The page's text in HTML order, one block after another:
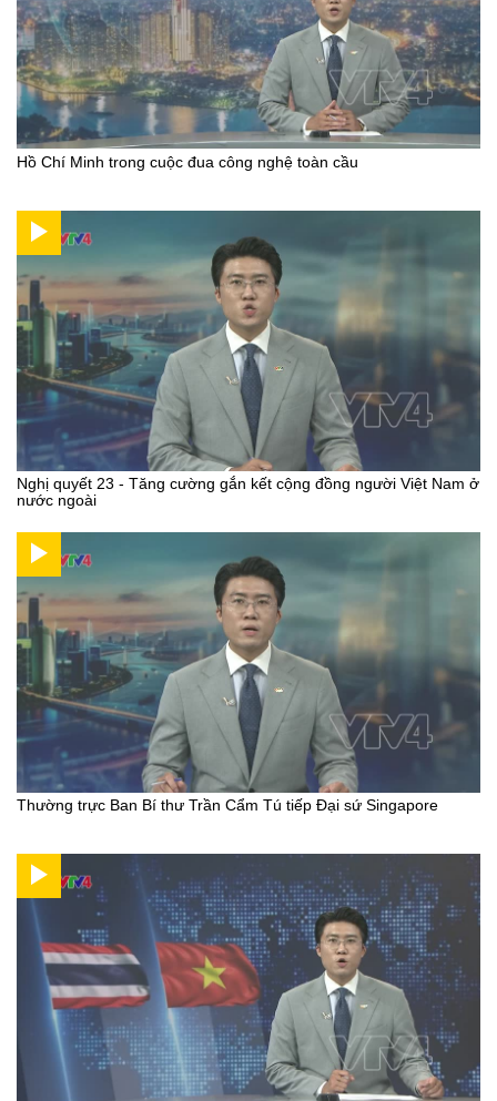
Hồ Chí Minh trong cuộc đua công nghệ toàn cầu
Nghị quyết 23 - Tăng cường gắn kết cộng đồng người Việt Nam ở
nước ngoài
Thường trực Ban Bí thư Trần Cẩm Tú tiếp Đại sứ Singapore